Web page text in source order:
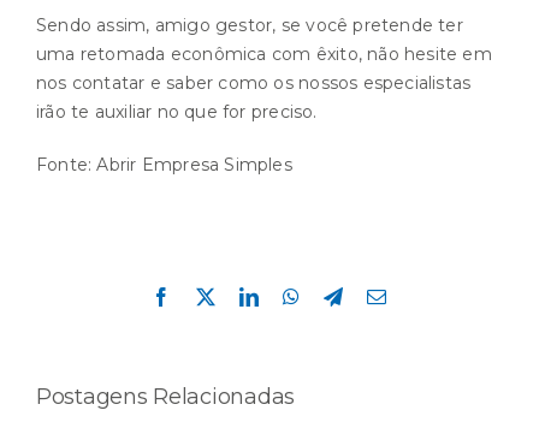
Sendo assim, amigo gestor, se você pretende ter
uma retomada econômica com êxito, não hesite em
nos contatar e saber como os nossos especialistas
irão te auxiliar no que for preciso.
Fonte:Abrir Empresa Simples
Facebook
X LinkedInWhatsApp
Telegram
E-
Postagens Relacionadas